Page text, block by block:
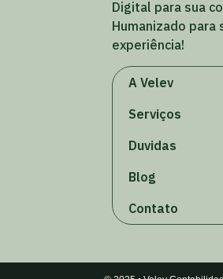
Digital para sua
Humanizado para
experiência!
A Velev
Serviços
Duvidas
Blog
Contato